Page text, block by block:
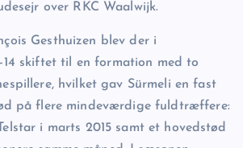
over RKC Waalwijk.
Gesthuizen blev der i
14 skiftet til en formation med to
hvilket gav Sürmeli en fast
på flere mindeværdige fuldtræffere:
i marts 2015 samt et hovedstød